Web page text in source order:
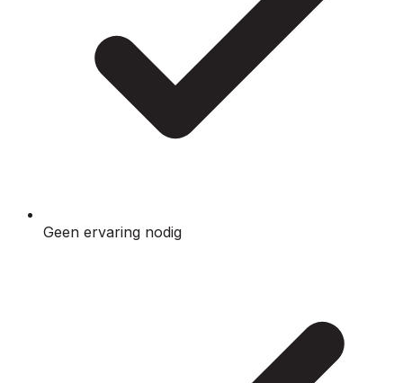
Geen ervaring nodig